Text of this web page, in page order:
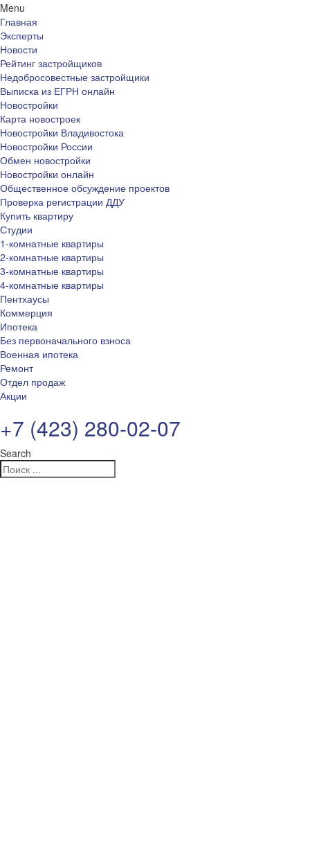
Menu
Главная
Эксперты
Новости
Рейтинг застройщиков
Недобросовестные застройщики
Выписка из ЕГРН онлайн
Новостройки
Карта новостроек
Новостройки Владивостока
Новостройки России
Обмен новостройки
Новостройки онлайн
Общественное обсуждение проектов
Проверка регистрации ДДУ
Купить квартиру
Студии
1-комнатные квартиры
2-комнатные квартиры
3-комнатные квартиры
4-комнатные квартиры
Пентхаусы
Коммерция
Ипотека
Без первоначального взноса
Военная ипотека
Ремонт
Отдел продаж
Акции
+7 (423) 280-02-07
Search